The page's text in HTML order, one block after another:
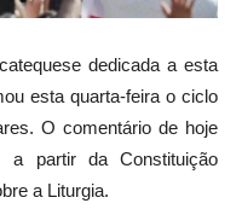
dedicada a esta
esta quarta-feira o ciclo
O comentário de hoje
a partir da Constituição
a Liturgia.